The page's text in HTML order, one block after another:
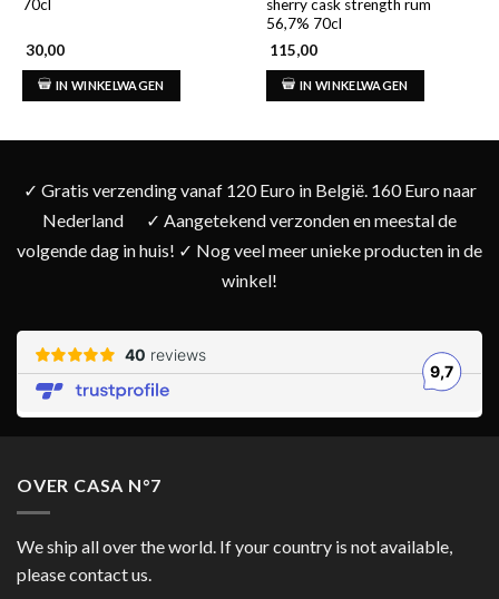
70cl
30,00
IN WINKELWAGEN
sherry cask strength rum
56,7% 70cl
115,00
IN WINKELWAGEN
✓ Gratis verzending vanaf 120 Euro in België. 160 Euro naar
Nederland
✓ Aangetekend verzonden en meestal de
volgende dag in huis! ✓ Nog veel meer unieke producten in de
winkel!
OVER CASA N°7
We ship all over the world. If your country is not available,
please contact us.